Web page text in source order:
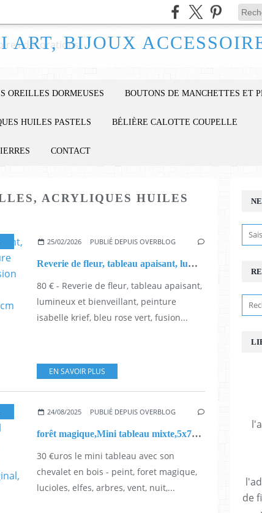
OREILLES DORMEUSES BOUTONS DE MANCHETTES ET
HUILES PASTELS BÉLIÈRE CALOTTE COUPELLE
CONTACT
ACRYLIQUES HUILES
25/02/2026 PUBLIÉ DEPUIS OVERBLOG
Reverie de fleur, tableau apaisant, lumineux et bienveillant, peinture isabelle krief, bleu rose vert, fusion des couleurs,cadeau fete anniversaire noel,dim 30cmx30cm
80 € - Reverie de fleur, tableau apaisant,
lumineux et bienveillant, peinture
isabelle krief, bleu rose vert, fusion...
EN SAVOIR PLUS
24/08/2025 PUBLIÉ DEPUIS OVERBLOG
forêt magique,Mini tableau mixte,5x7cm,acrylique et cristal swarovski,peint, lucioles, elfes, arbres, vent, nuit, fantastique, feerique, par artiste, signe, original, ikrief
30 €uros le mini tableau avec son
chevalet en bois - peint, foret magique,
lucioles, elfes, arbres, vent, nuit,...
de